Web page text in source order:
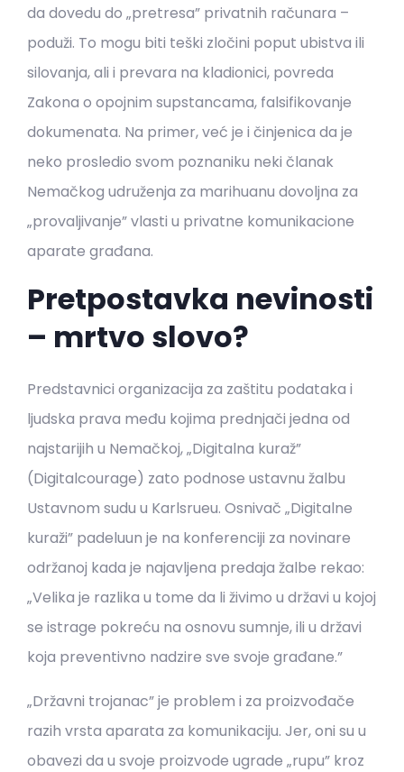
da dovedu do „pretresa” privatnih računara –
poduži. To mogu biti teški zločini poput ubistva ili
silovanja, ali i prevara na kladionici, povreda
Zakona o opojnim supstancama, falsifikovanje
dokumenata. Na primer, već je i činjenica da je
neko prosledio svom poznaniku neki članak
Nemačkog udruženja za marihuanu dovoljna za
„provaljivanje” vlasti u privatne komunikacione
aparate građana.
Pretpostavka nevinosti
– mrtvo slovo?
Predstavnici organizacija za zaštitu podataka i
ljudska prava među kojima prednjači jedna od
najstarijih u Nemačkoj, „Digitalna kuraž”
(Digitalcourage) zato podnose ustavnu žalbu
Ustavnom sudu u Karlsrueu. Osnivač „Digitalne
kuraži” padeluun je na konferenciji za novinare
održanoj kada je najavljena predaja žalbe rekao:
„Velika je razlika u tome da li živimo u državi u kojoj
se istrage pokreću na osnovu sumnje, ili u državi
koja preventivno nadzire sve svoje građane.”
„Državni trojanac” je problem i za proizvođače
razih vrsta aparata za komunikaciju. Jer, oni su u
obavezi da u svoje proizvode ugrade „rupu” kroz